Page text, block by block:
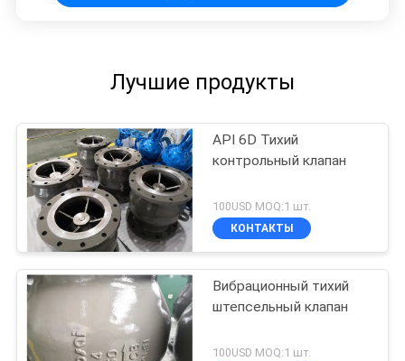
Лучшие продукты
API 6D Тихий
контрольный клапан
100USD MOQ:1 шт.
КОНТАКТЫ
Вибрационный тихий
штепсельный клапан
100USD MOQ:1 шт.